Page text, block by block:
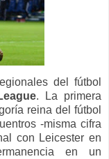
del fútbol
. La primera
reina del fútbol
-misma cifra
con Leicester en
en un